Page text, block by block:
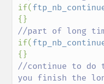
if(
if(
//continue to